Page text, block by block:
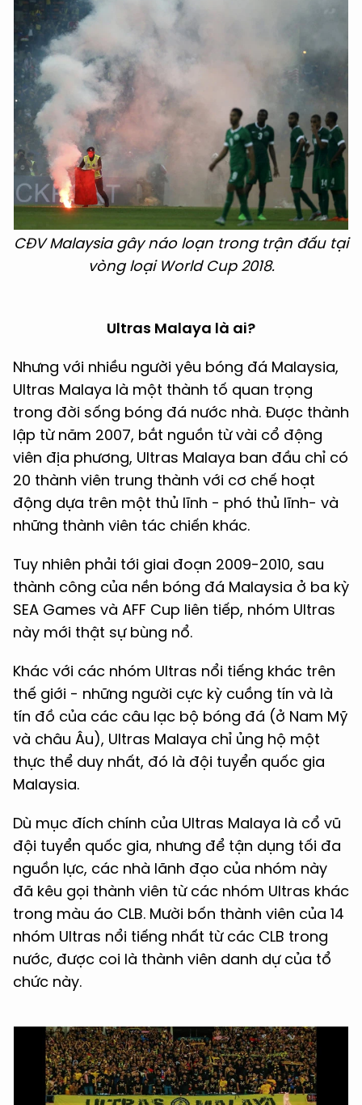
CĐV Malaysia gây náo loạn trong trận đấu tại
vòng loại World Cup 2018.
Ultras Malaya là ai?
Nhưng với nhiều người yêu bóng đá Malaysia,
Ultras Malaya là một thành tố quan trọng
trong đời sống bóng đá nước nhà. Được thành
lập từ năm 2007, bắt nguồn từ vài cổ động
viên địa phương, Ultras Malaya ban đầu chỉ có
20 thành viên trung thành với cơ chế hoạt
động dựa trên một thủ lĩnh - phó thủ lĩnh- và
những thành viên tác chiến khác.
Tuy nhiên phải tới giai đoạn 2009-2010, sau
thành công của nền bóng đá Malaysia ở ba kỳ
SEA Games và AFF Cup liên tiếp, nhóm Ultras
này mới thật sự bùng nổ.
Khác với các nhóm Ultras nổi tiếng khác trên
thế giới - những người cực kỳ cuồng tín và là
tín đồ của các câu lạc bộ bóng đá (ở Nam Mỹ
và châu Âu), Ultras Malaya chỉ ủng hộ một
thực thể duy nhất, đó là đội tuyển quốc gia
Malaysia.
Dù mục đích chính của Ultras Malaya là cổ vũ
đội tuyển quốc gia, nhưng để tận dụng tối đa
nguồn lực, các nhà lãnh đạo của nhóm này
đã kêu gọi thành viên từ các nhóm Ultras khác
trong màu áo CLB. Mười bốn thành viên của 14
nhóm Ultras nổi tiếng nhất từ các CLB trong
nước, được coi là thành viên danh dự của tổ
chức này.